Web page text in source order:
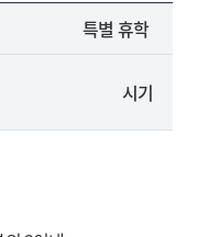
특별 휴학
시기